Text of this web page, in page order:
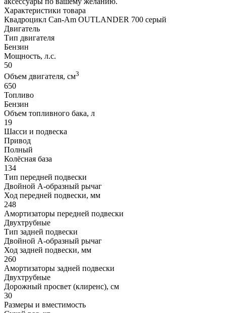
Характеристики товара
Квадроцикл Can-Am OUTLANDER 700 серый
Двигатель
Тип двигателя
Бензин
Мощность, л.с.
50
Объем двигателя, см3
650
Топливо
Бензин
Объем топливного бака, л
19
Шасси и подвеска
Привод
Полный
Колёсная база
134
Тип передней подвески
Двойной А-образный рычаг
Ход передней подвески, мм
248
Амортизаторы передней подвески
Двухтрубные
Тип задней подвески
Двойной А-образный рычаг
Ход задней подвески, мм
260
Амортизаторы задней подвески
Двухтрубные
Дорожный просвет (клиренс), см
30
Размеры и вместимость